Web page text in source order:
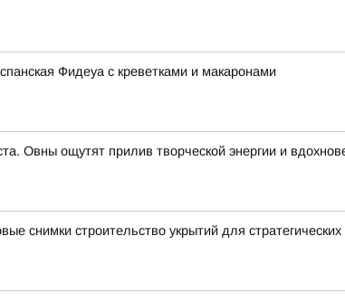
Фидеуа с креветками и макаронами
Овны ощутят прилив творческой энергии и
снимки строительство укрытий для